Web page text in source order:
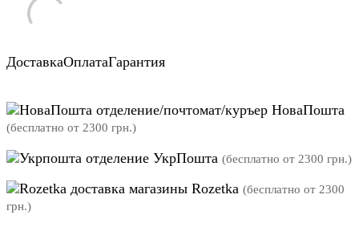
ДоставкаОплатаГарантия
отделение/почтомат/куръер НоваПошта
(бесплатно от 2300 грн.)
отделение УкрПошта (бесплатно от 2300 грн.)
магазины Rozetka (бесплатно от 2300
грн.)